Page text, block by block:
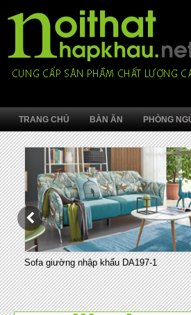
TRANG CHỦ BÀN ĂN PHÒNG
Sofa giường nhập khẩu DA197-1